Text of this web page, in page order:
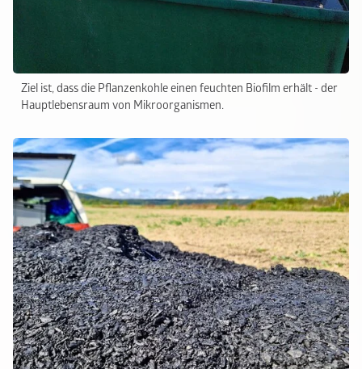
Ziel ist, dass die Pflanzenkohle einen feuchten Biofilm erhält - der
Hauptlebensraum von Mikroorganismen.